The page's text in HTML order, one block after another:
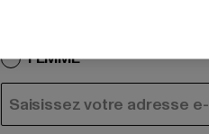
FEMME
COURRIEL